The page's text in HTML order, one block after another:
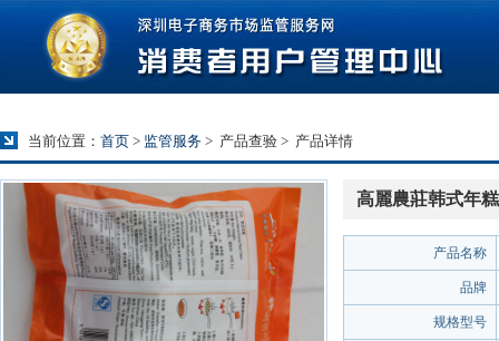
当前位置： 首页 > 监管服务 > 产品查验 > 产品详情
高麗農莊韩式年糕
产品名称
品牌
规格型号